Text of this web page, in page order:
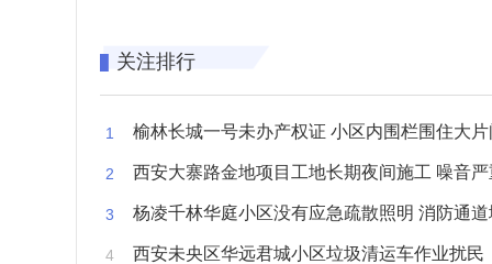
关注排行
榆林长城一号未办产权证 小区内围栏围住大片闲置
西安大寨路金地项目工地长期夜间施工 噪音严重
杨凌千林华庭小区没有应急疏散照明 消防通
西安未央区华远君城小区垃圾清运车作业扰民